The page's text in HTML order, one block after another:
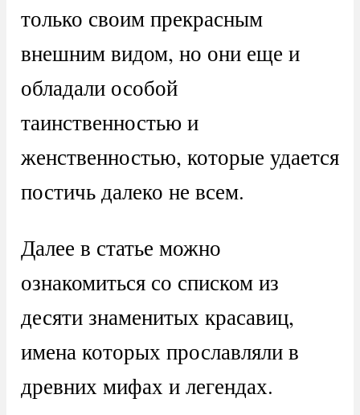
только своим прекрасным
внешним видом, но они еще и
обладали особой
таинственностью и
женственностью, которые удается
постичь далеко не всем.
Далее в статье можно
ознакомиться со списком из
десяти знаменитых красавиц,
имена которых прославляли в
древних мифах и легендах.